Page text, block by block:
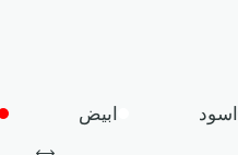
اسود ابيض